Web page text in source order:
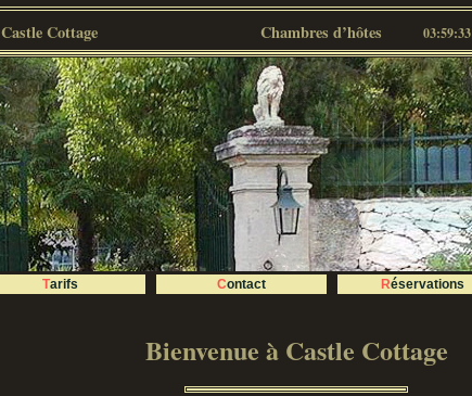
Castle Cottage Chambres d’hôtes 03:59:34
Tarifs Contact Réservations
Bienvenue à Castle Cottage